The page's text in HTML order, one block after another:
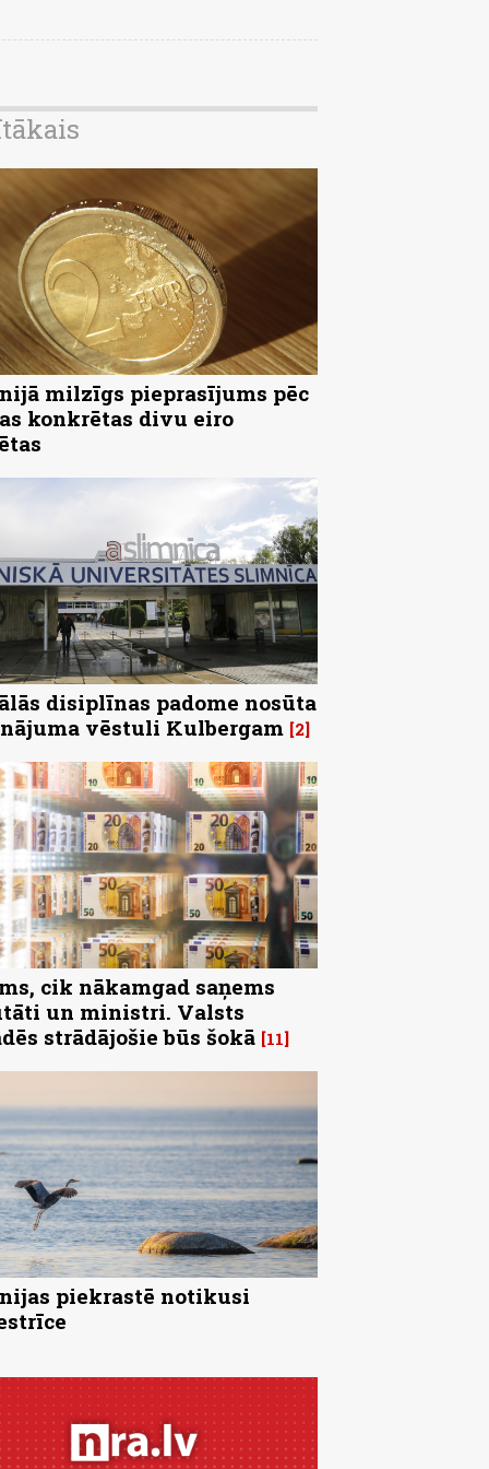
milzīgs pieprasījums pēc
konkrētas divu eiro
disiplīnas padome nosūta
vēstuli Kulbergam 2
cik nākamgad saņems
un ministri. Valsts
strādājošie būs šokā 11
piekrastē notikusi